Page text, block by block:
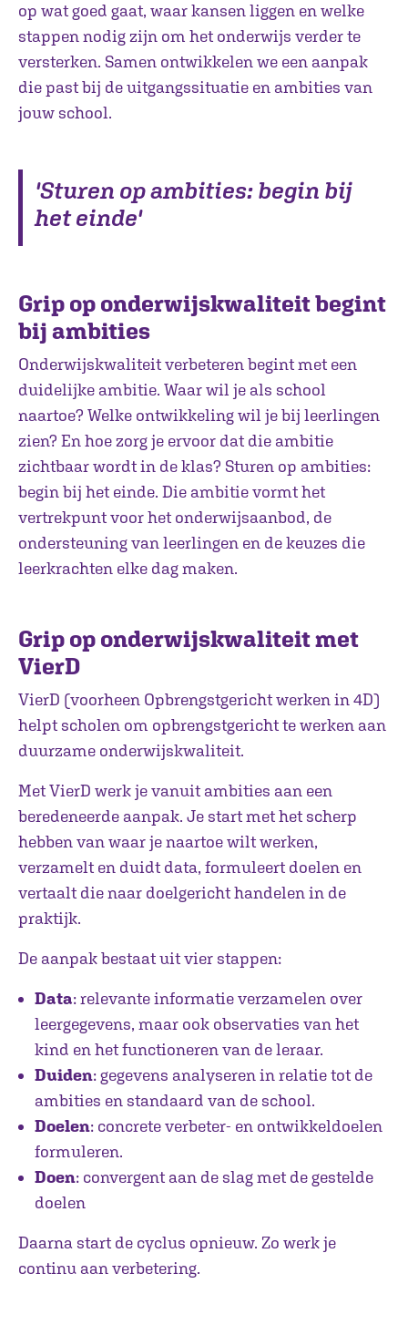
op wat goed gaat, waar kansen liggen en welke
stappen nodig zijn om het onderwijs verder te
versterken. Samen ontwikkelen we een aanpak
die past bij de uitgangssituatie en ambities van
jouw school.
'Sturen op ambities: begin bij
het einde'
Grip op onderwijskwaliteit begint
bij ambities
Onderwijskwaliteit verbeteren begint met een
duidelijke ambitie. Waar wil je als school
naartoe? Welke ontwikkeling wil je bij leerlingen
zien? En hoe zorg je ervoor dat die ambitie
zichtbaar wordt in de klas? Sturen op ambities:
begin bij het einde. Die ambitie vormt het
vertrekpunt voor het onderwijsaanbod, de
ondersteuning van leerlingen en de keuzes die
leerkrachten elke dag maken.
Grip op onderwijskwaliteit met
VierD
VierD (voorheen Opbrengstgericht werken in 4D)
helpt scholen om opbrengstgericht te werken aan
duurzame onderwijskwaliteit.
Met VierD werk je vanuit ambities aan een
beredeneerde aanpak. Je start met het scherp
hebben van waar je naartoe wilt werken,
verzamelt en duidt data, formuleert doelen en
vertaalt die naar doelgericht handelen in de
praktijk.
De aanpak bestaat uit vier stappen:
Data: relevante informatie verzamelen over
leergegevens, maar ook observaties van het
kind en het functioneren van de leraar.
Duiden: gegevens analyseren in relatie tot de
ambities en standaard van de school.
Doelen: concrete verbeter- en ontwikkeldoelen
formuleren.
Doen: convergent aan de slag met de gestelde
doelen
Daarna start de cyclus opnieuw. Zo werk je
continu aan verbetering.